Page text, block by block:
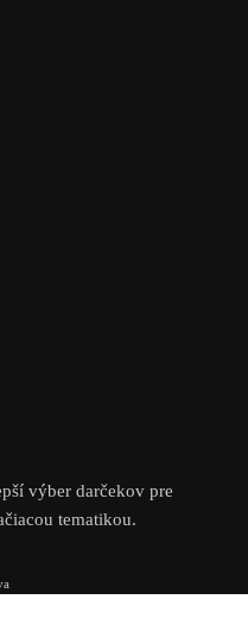
výber darčekov pre
tematikou.